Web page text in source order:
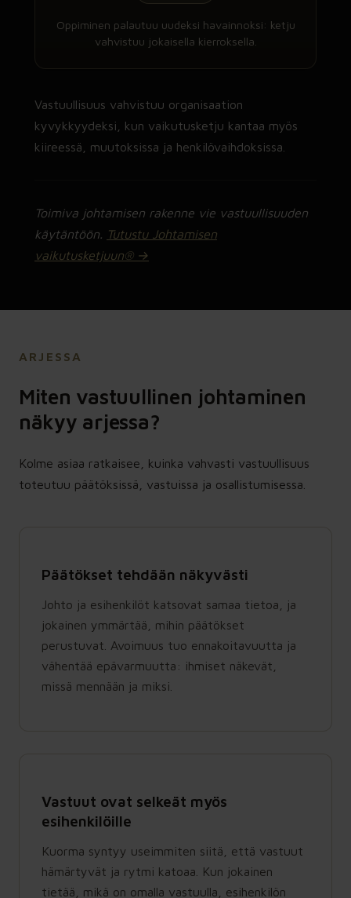
Oppiminen palautuu uudeksi havainnoksi: ketju
vahvistuu jokaisella kierroksella.
Vastuullisuus vahvistuu organisaation
kyvykkyydeksi, kun vaikutusketju kantaa myös
kiireessä, muutoksissa ja henkilövaihdoksissa.
Toimiva johtamisen rakenne vie vastuullisuuden
käytäntöön. Tutustu Johtamisen
vaikutusketjuun® →
ARJESSA
Miten vastuullinen johtaminen
näkyy arjessa?
Kolme asiaa ratkaisee, kuinka vahvasti vastuullisuus
toteutuu päätöksissä, vastuissa ja osallistumisessa.
Päätökset tehdään näkyvästi
Johto ja esihenkilöt katsovat samaa tietoa, ja
jokainen ymmärtää, mihin päätökset
perustuvat. Avoimuus tuo ennakoitavuutta ja
vähentää epävarmuutta: ihmiset näkevät,
missä mennään ja miksi.
Vastuut ovat selkeät myös
esihenkilöille
Kuorma syntyy useimmiten siitä, että vastuut
hämärtyvät ja rytmi katoaa. Kun jokainen
tietää, mikä on omalla vastuulla, esihenkilön